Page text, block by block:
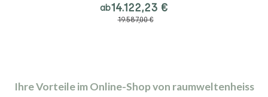
ab14.122,23 €
19.587,00 €
Ihre Vorteile im Online-Shop von raumweltenheiss